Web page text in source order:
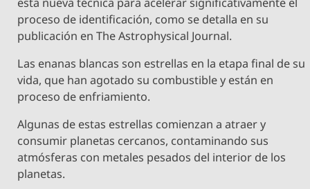
proceso de identificación, como se detalla en su
publicación en The Astrophysical Journal.
Las enanas blancas son estrellas en la etapa final de su
vida, que han agotado su combustible y están en
proceso de enfriamiento.
Algunas de estas estrellas comienzan a atraer y
consumir planetas cercanos, contaminando sus
atmósferas con metales pesados del interior de los
planetas.